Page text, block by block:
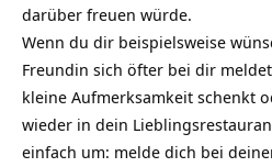
darüber freuen würde.
Wenn du dir beispielsweise
Freundin sich öfter bei dir
kleine Aufmerksamkeit schenkt
wieder in dein
einfach um: melde dich bei